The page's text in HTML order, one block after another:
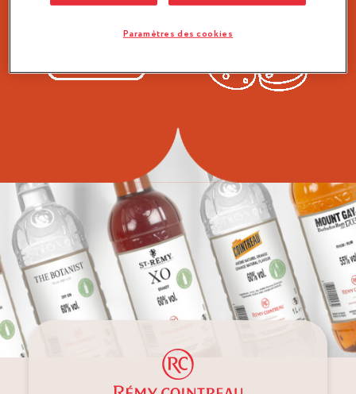
de
CHEF DE CUISINE
traiteur
CHARCUTIER TRAITEUR
Paramètres des cookies